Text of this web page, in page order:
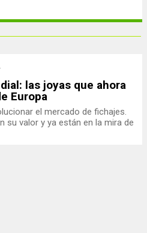
las joyas que ahora
Europa
el mercado de fichajes.
su valor y ya están en la mira de